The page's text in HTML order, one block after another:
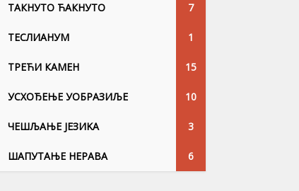
ТАКНУТО ЋАКНУТО 7
ТЕСЛИАНУМ 1
ТРЕЋИ КАМЕН 15
УСХОЂЕЊЕ УОБРАЗИЉЕ 10
ЧЕШЉАЊЕ ЈЕЗИKА 3
ШАПУТАЊЕ НЕРАВА 6